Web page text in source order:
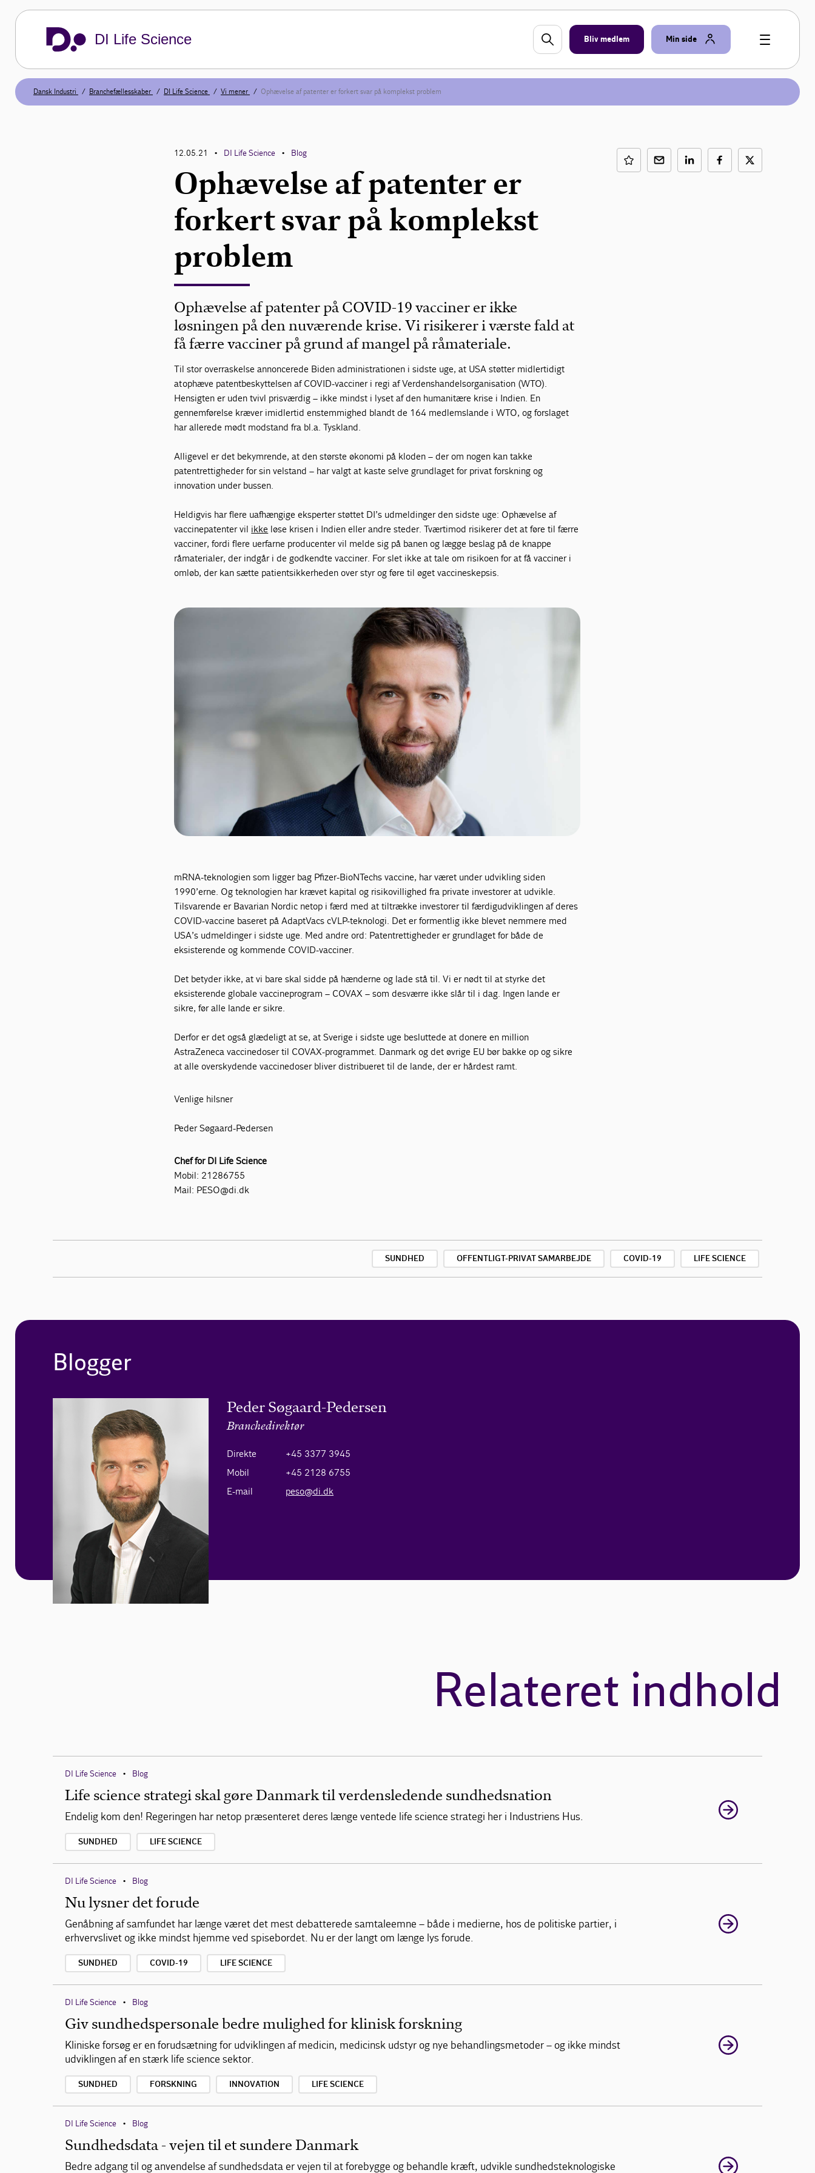
DI Life Science Bliv medlem Min side
Dansk Industri Branchefællesskaber DI Life Science Vi mener Ophævelse af patenter er forkert svar på komplekst problem
12.05.21 • DI Life Science • Blog
Ophævelse af patenter er
forkert svar på komplekst
problem
Ophævelse af patenter på COVID-19 vacciner er ikke
løsningen på den nuværende krise. Vi risikerer i værste fald at
få færre vacciner på grund af mangel på råmateriale.
Til stor overraskelse annoncerede Biden administrationen i sidste uge, at USA støtter midlertidigt
at ophæve patentbeskyttelsen af COVID-vacciner i regi af Verdenshandelsorganisation (WTO).
Hensigten er uden tvivl prisværdig – ikke mindst i lyset af den humanitære krise i Indien. En
gennemførelse kræver imidlertid enstemmighed blandt de 164 medlemslande i WTO, og forslaget
har allerede mødt modstand fra bl.a. Tyskland.
Alligevel er det bekymrende, at den største økonomi på kloden – der om nogen kan takke
patentrettigheder for sin velstand – har valgt at kaste selve grundlaget for privat forskning og
innovation under bussen.
Heldigvis har flere uafhængige eksperter støttet DI’s udmeldinger den sidste uge: Ophævelse af
vaccinepatenter vil ikke løse krisen i Indien eller andre steder. Tværtimod risikerer det at føre til færre
vacciner, fordi flere uerfarne producenter vil melde sig på banen og lægge beslag på de knappe
råmaterialer, der indgår i de godkendte vacciner. For slet ikke at tale om risikoen for at få vacciner i
omløb, der kan sætte patientsikkerheden over styr og føre til øget vaccineskepsis.
mRNA-teknologien som ligger bag Pfizer-BioNTechs vaccine, har været under udvikling siden
1990’erne. Og teknologien har krævet kapital og risikovillighed fra private investorer at udvikle.
Tilsvarende er Bavarian Nordic netop i færd med at tiltrække investorer til færdigudviklingen af deres
COVID-vaccine baseret på AdaptVacs cVLP-teknologi. Det er formentlig ikke blevet nemmere med
USA’s udmeldinger i sidste uge. Med andre ord: Patentrettigheder er grundlaget for både de
eksisterende og kommende COVID-vacciner.
Det betyder ikke, at vi bare skal sidde på hænderne og lade stå til. Vi er nødt til at styrke det
eksisterende globale vaccineprogram – COVAX – som desværre ikke slår til i dag. Ingen lande er
sikre, før alle lande er sikre.
Derfor er det også glædeligt at se, at Sverige i sidste uge besluttede at donere en million
AstraZeneca vaccinedoser til COVAX-programmet. Danmark og det øvrige EU bør bakke op og sikre
at alle overskydende vaccinedoser bliver distribueret til de lande, der er hårdest ramt.
Venlige hilsner
Peder Søgaard-Pedersen
Chef for DI Life Science
Mobil: 21286755
Mail: PESO@di.dk
SUNDHED OFFENTLIGT-PRIVAT SAMARBEJDE COVID-19 LIFE SCIENCE
Blogger
Peder Søgaard-Pedersen
Branchedirektør
Direkte
+45 3377 3945
Mobil
+45 2128 6755
E-mail
peso@di.dk
Relateret indhold
DI Life Science • Blog
Life science strategi skal gøre Danmark til verdensledende sundhedsnation
Endelig kom den! Regeringen har netop præsenteret deres længe ventede life science strategi her i Industriens Hus.
SUNDHED LIFE SCIENCE
DI Life Science • Blog
Nu lysner det forude
Genåbning af samfundet har længe været det mest debatterede samtaleemne – både i medierne, hos de politiske partier, i
erhvervslivet og ikke mindst hjemme ved spisebordet. Nu er der langt om længe lys forude.
SUNDHED COVID-19 LIFE SCIENCE
DI Life Science • Blog
Giv sundhedspersonale bedre mulighed for klinisk forskning
Kliniske forsøg er en forudsætning for udviklingen af medicin, medicinsk udstyr og nye behandlingsmetoder – og ikke mindst
udviklingen af en stærk life science sektor.
SUNDHED FORSKNING INNOVATION LIFE SCIENCE
DI Life Science • Blog
Sundhedsdata - vejen til et sundere Danmark
Bedre adgang til og anvendelse af sundhedsdata er vejen til at forebygge og behandle kræft, udvikle sundhedsteknologiske